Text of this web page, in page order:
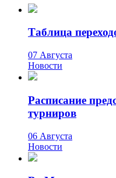
Таблица
07 Августа
Новости
Расписание
турниров
06 Августа
Новости